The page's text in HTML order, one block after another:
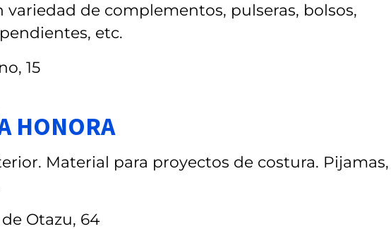
variedad de complementos, pulseras, bolsos,
etc.
15
HONORA
Material para proyectos de costura. Pijamas,
Otazu, 64